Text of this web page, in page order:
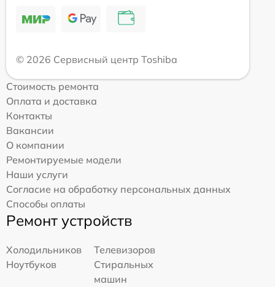
© 2026 Сервисный центр Toshiba
Стоимость ремонта
Оплата и доставка
Контакты
Вакансии
О компании
Ремонтируемые модели
Наши услуги
Согласие на обработку персональных данных
Способы оплаты
Ремонт устройств
Холодильников
Телевизоров
Ноутбуков
Стиральных
машин